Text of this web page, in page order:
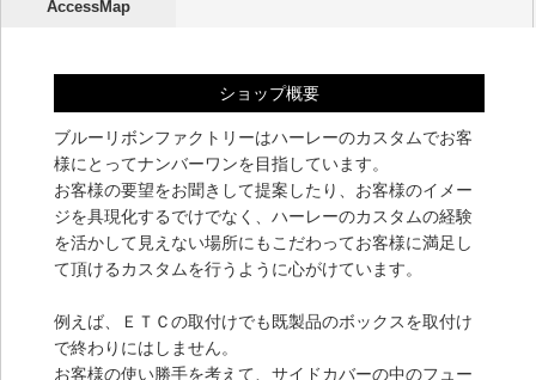
AccessMap
ショップ概要
ブルーリボンファクトリーはハーレーのカスタムでお客
様にとってナンバーワンを目指しています。
お客様の要望をお聞きして提案したり、お客様のイメー
ジを具現化するでけでなく、ハーレーのカスタムの経験
を活かして見えない場所にもこだわってお客様に満足し
て頂けるカスタムを行うように心がけています。
例えば、ＥＴＣの取付けでも既製品のボックスを取付け
で終わりにはしません。
お客様の使い勝手を考えて、サイドカバーの中のフュー